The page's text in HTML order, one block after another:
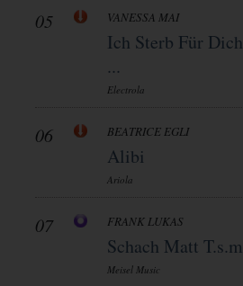
05 VANESSA MAI
Ich Sterb Für
...
Electrola
06 BEATRICE EGLI
Alibi
Ariola
07 FRANK LUKAS
Schach Matt
Meisel Music